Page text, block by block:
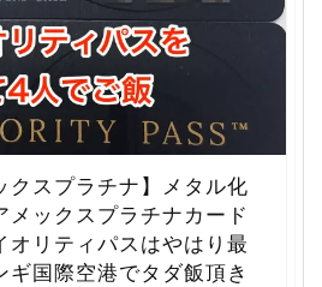
クスプラチナ】メタル化
メックスプラチナカード
オリティパスはやはり最
ギ国際空港でタダ飯頂き